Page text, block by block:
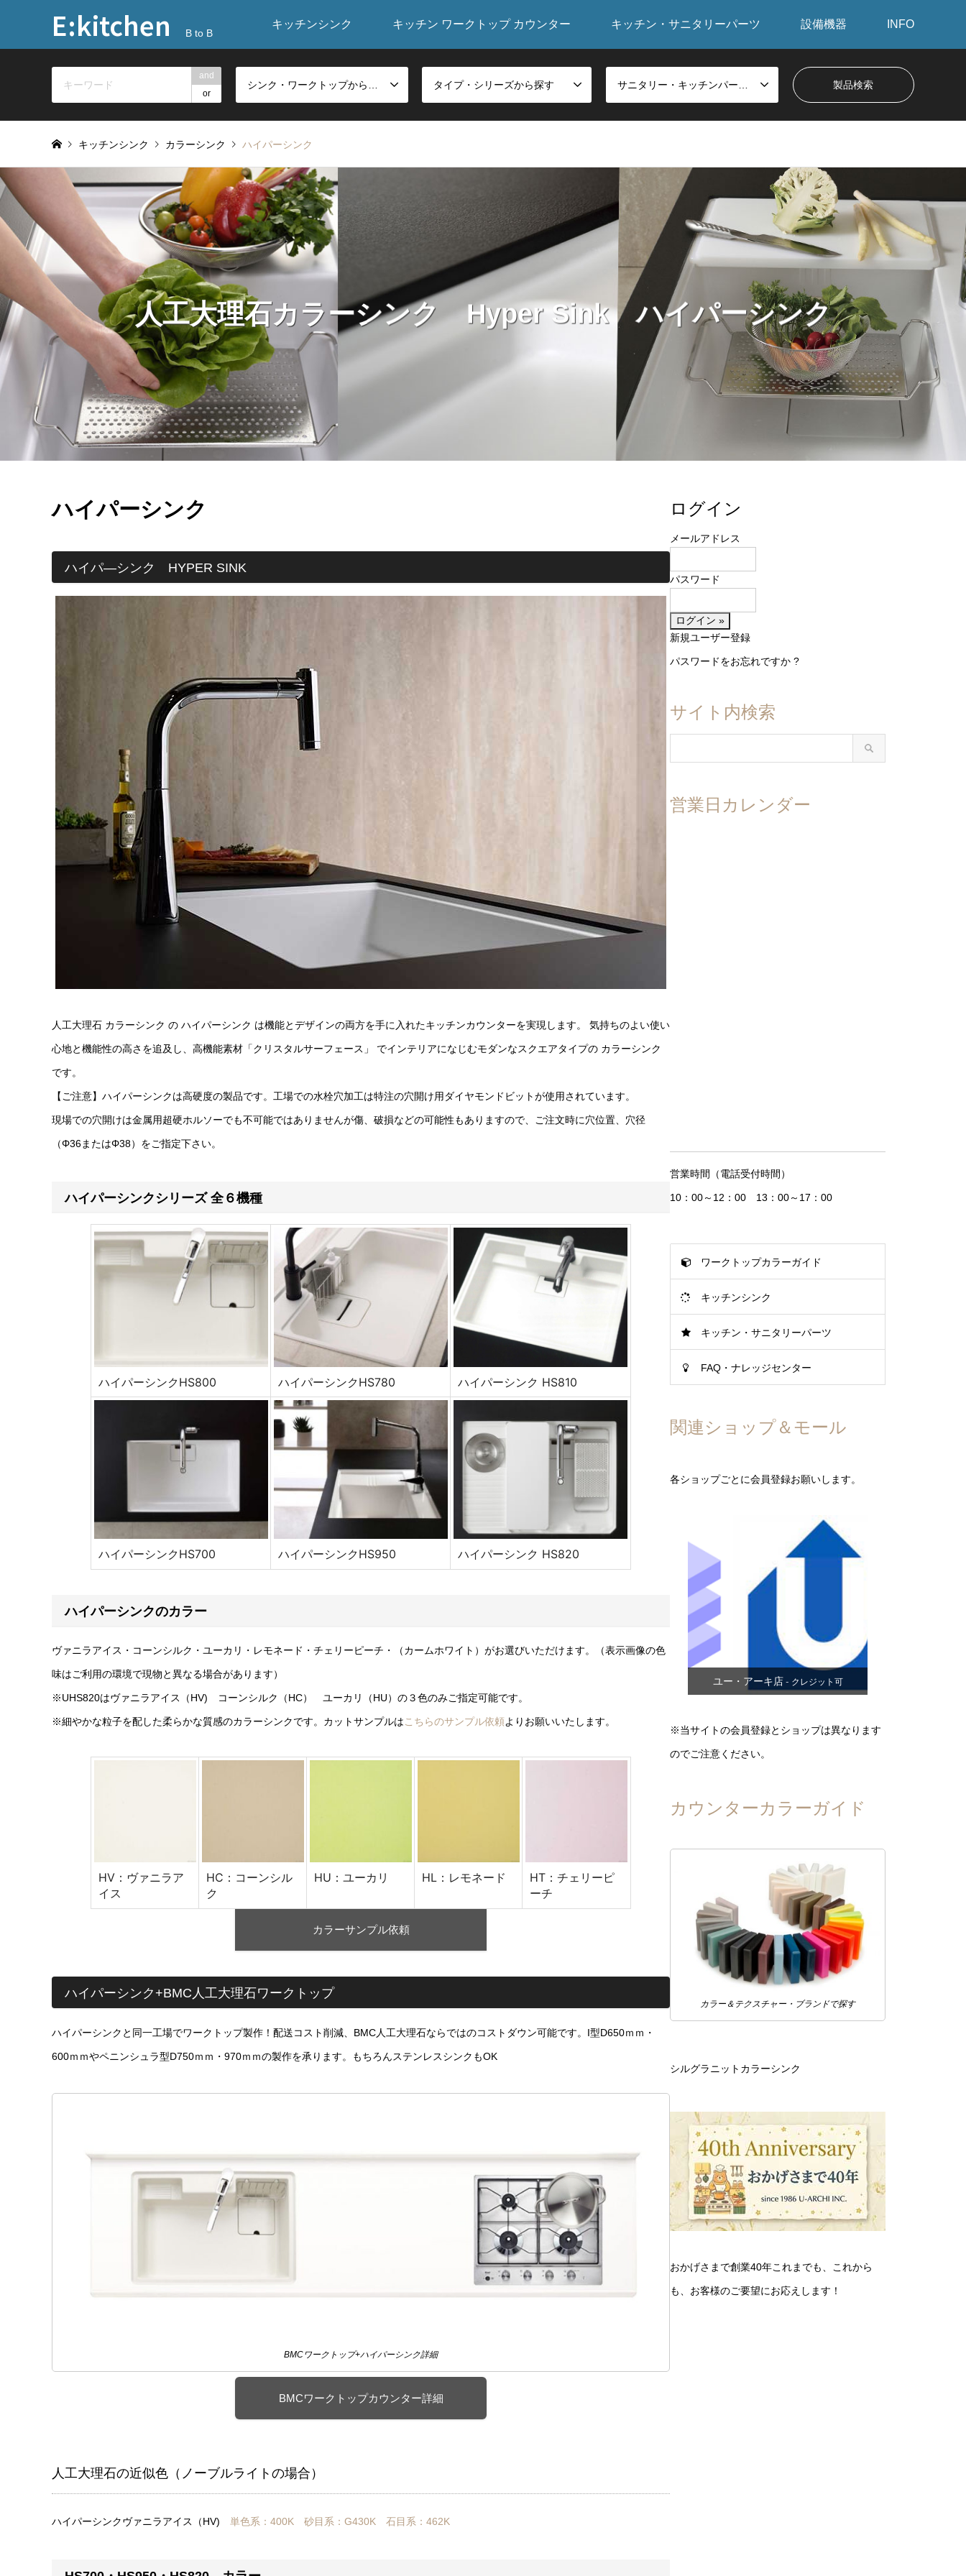
E:kitchen B to B
キッチンシンク キッチン ワークトップ カウンター キッチン・サニタリーパーツ 設備機器 INFO
and
or
タイプ・シリーズから探す
キッチンシンク カラーシンク ハイパーシンク
人工大理石カラーシンク Hyper Sink ハイパーシンク
ハイパーシンク
ハイパ―シンク HYPER SINK
人工大理石 カラーシンク の ハイパーシンク は機能とデザインの両方を手に入れたキッチンカウンターを実現します。 気持ちのよい使い
心地と機能性の高さを追及し、高機能素材「クリスタルサーフェース」 でインテリアになじむモダンなスクエアタイプの カラーシンク
です。
【ご注意】ハイパーシンクは高硬度の製品です。工場での水栓穴加工は特注の穴開け用ダイヤモンドビットが使用されています。
現場での穴開けは金属用超硬ホルソーでも不可能ではありませんが傷、破損などの可能性もありますので、ご注文時に穴位置、穴径
（Φ36またはΦ38）をご指定下さい。
ハイパーシンクシリーズ 全６機種
ハイパーシンクHS800 ハイパーシンクHS780 ハイパーシンク HS810
ハイパーシンクHS700 ハイパーシンクHS950 ハイパーシンク HS820
ハイパーシンクのカラー
ヴァニラアイス・コーンシルク・ユーカリ・レモネード・チェリーピーチ・（カームホワイト）がお選びいただけます。（表示画像の色
味はご利用の環境で現物と異なる場合があります）
※UHS820はヴァニラアイス（HV) コーンシルク（HC） ユーカリ（HU）の３色のみご指定可能です。
※細やかな粒子を配した柔らかな質感のカラーシンクです。カットサンプルは こちらのサンプル依頼よりお願いいたします。
HV：ヴァニラア
イス
HC：コーンシル
ク
HU：ユーカリ HL：レモネード
HT：チェリーピ
ーチ
カラーサンプル依頼
ハイパーシンク+BMC人工大理石ワークトップ
ハイパーシンクと同一工場でワークトップ製作！配送コスト削減、BMC人工大理石ならではのコストダウン可能です。I型D650ｍｍ・
600ｍｍやペニンシュラ型D750ｍｍ・970ｍｍの製作を承ります。もちろんステンレスシンクもOK
BMCワークトップ+ハイパーシンク詳細
BMCワークトップカウンター詳細
人工大理石の近似色（ノーブルライトの場合）
ハイパーシンクヴァニラアイス（HV) 単色系：400K 砂目系：G430K 石目系：462K
ログイン
メールアドレス
パスワード
新規ユーザー登録
パスワードをお忘れですか ?
サイト内検索
営業日カレンダー
営業時間（電話受付時間）
10：00～12：00 13：00～17：00
ワークトップカラーガイド
キッチンシンク
キッチン・サニタリーパーツ
FAQ・ナレッジセンター
関連ショップ＆モール
各ショップごとに会員登録お願いします。
ユー・アーキ店- クレジット可
※当サイトの会員登録とショップは異なります
のでご注意ください。
カウンターカラーガイド
カラー＆テクスチャー・ブランドで探す
シルグラニットカラーシンク
おかげさまで創業40年これまでも、これから
も、お客様のご要望にお応えします！